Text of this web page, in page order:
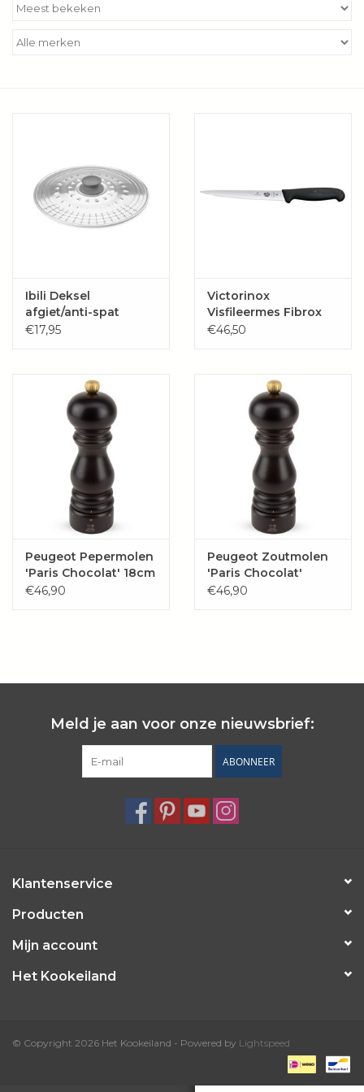
Cadeau idee
Cadeaubonnen
Ibili Deksel
afgiet/anti-spat
deksel
€17,95
Victorinox
Visfileermes Fibrox
extra flexibel 18 cm
€46,50
Peugeot Pepermolen
'Paris Chocolat' 18cm
U-select
€46,90
Peugeot Zoutmolen
'Paris Chocolat'
18cm, U-select
€46,90
Meld je aan voor onze nieuwsbrief:
ABONNEER
Klantenservice
Producten
Mijn account
Het Kookeiland
© Copyright 2026 Het Kookeiland - Powered by Lightspeed